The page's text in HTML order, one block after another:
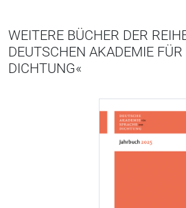
WEITERE BÜCHER DER
DEUTSCHEN AKADEMIE
DICHTUNG«